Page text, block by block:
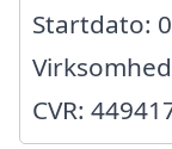
Startdato:
CVR: